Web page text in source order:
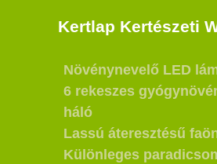
Kertlap Kertészeti
Növénynevelő LED
6 rekeszes
háló
Lassú áteresztésű
Különleges